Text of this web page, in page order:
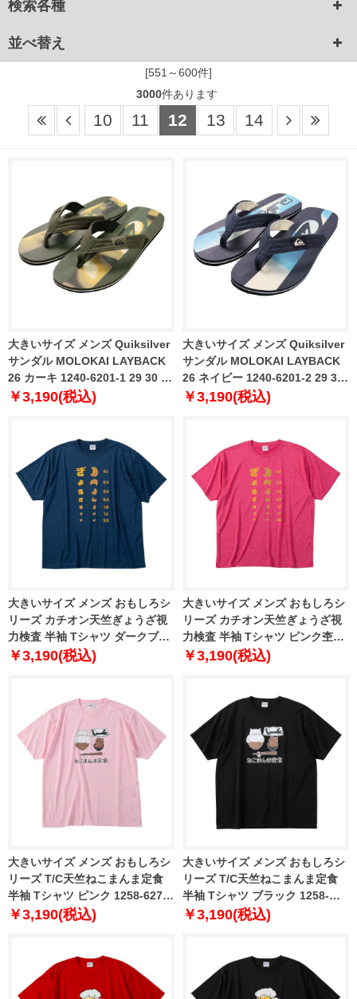
検索各種
並べ替え
[551～600件]
3000件あります
10 11 12 13 14
大きいサイズ メンズ Quiksilver
サンダル MOLOKAI LAYBACK
26 カーキ 1240-6201-1 29 30 31
32
￥3,190(税込)
大きいサイズ メンズ Quiksilver
サンダル MOLOKAI LAYBACK
26 ネイビー 1240-6201-2 29 30
31 32
￥3,190(税込)
大きいサイズ メンズ おもしろシ
リーズ カチオン天竺ぎょうざ視
力検査 半袖 Tシャツ ダークブル
ー杢 1258-6273-1 3L 4L 5L 6L
￥3,190(税込)
大きいサイズ メンズ おもしろシ
リーズ カチオン天竺ぎょうざ視
力検査 半袖 Tシャツ ピンク杢
1258-6273-2 3L 4L 5L 6L 8L
￥3,190(税込)
大きいサイズ メンズ おもしろシ
リーズ T/C天竺ねこまんま定食
半袖 Tシャツ ピンク 1258-6270-
1 3L 4L 5L 6L 8L
￥3,190(税込)
大きいサイズ メンズ おもしろシ
リーズ T/C天竺ねこまんま定食
半袖 Tシャツ ブラック 1258-
6270-2 3L 4L 5L 6L 8L
￥3,190(税込)